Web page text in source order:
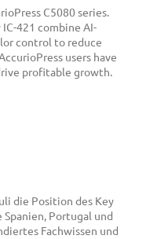
C5080 series.
421 combine AI-
control to reduce
users have
profitable growth.
die Position des Key
Portugal und
Fachwissen und